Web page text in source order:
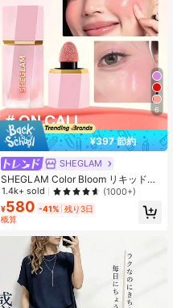
6
¥397 節約
SHEGLAM
SHEGLAM Color Bloom リキッドブ
ラッシュ-On Call チーク 女性と女の
子のためのブランドビューティーコ
スメメイクアップ
1.4k+ sold (1000+)
¥580 -41% 残り3日
概算